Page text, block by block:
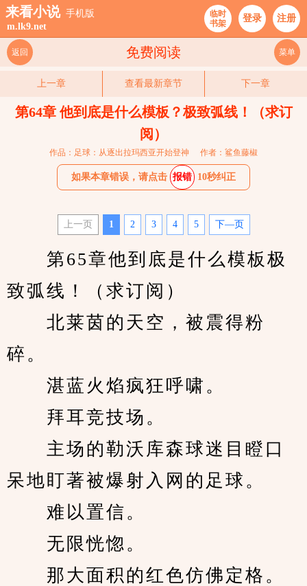
来看小说 手机版
m.lk9.net
临时
书架
登录 注册
免费阅读
返回 菜单
上一章 查看最新章节 下一章
第64章 他到底是什么模板？极致弧线！（求订
阅）
作品：足球：从逐出拉玛西亚开始登神 作者：鲨鱼藤椒
如果本章错误，请点击 报错 10秒纠正
上一页 1 2 3 4 5 下—页
第65章他到底是什么模板极
致弧线！（求订阅）
北莱茵的天空，被震得粉
碎。
湛蓝火焰疯狂呼啸。
拜耳竞技场。
主场的勒沃库森球迷目瞪口
呆地盯著被爆射入网的足球。
难以置信。
无限恍惚。
那大面积的红色仿佛定格。